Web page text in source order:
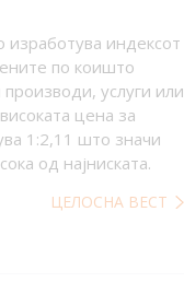
изработува индексот
по коишто
услуги или
цена за
1:2,11 што значи
од најниската.
ЦЕЛОСНА ВЕСТ